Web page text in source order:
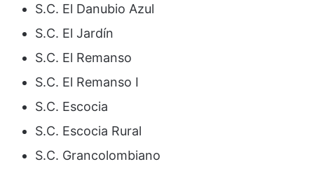
S.C. El Danubio Azul
S.C. El Jardín
S.C. El Remanso
S.C. El Remanso I
S.C. Escocia
S.C. Escocia Rural
S.C. Grancolombiano